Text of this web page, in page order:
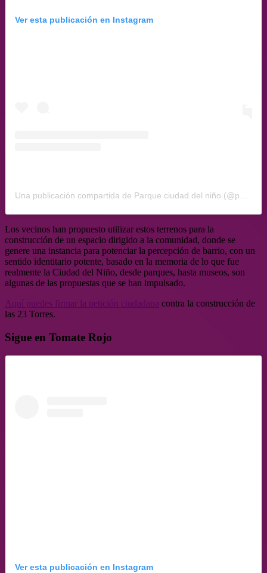
Ver esta publicación en Instagram
Una publicación compartida de Parque ciudad del niño (@parque_ciudad_del_nino)
Los vecinos han propuesto utilizar estos terrenos para la
construcción de un espacio dirigido a la comunidad, donde se
genere una instancia para potenciar la percepción de barrio, con un
sentido identitario potente, basado en la memoria de lo que fue
realmente la Ciudad del Niño, desde parques, hasta museos, son
algunas de las propuestas que se han impulsado.
Aquí puedes firmar la petición ciudadana contra la construcción de
las 23 Torres.
Sigue en Tomate Rojo
Ver esta publicación en Instagram